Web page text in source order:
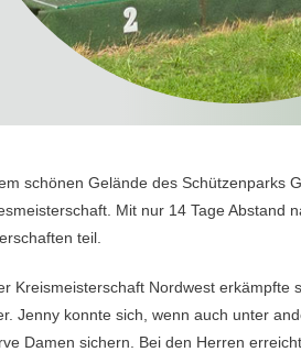
schönen Gelände des Schützenparks
Mit nur 14 Tage Abstand
teil.
Kreismeisterschaft Nordwest erkämpfte
Jenny konnte sich, wenn auch unter
Damen sichern. Bei den Herren